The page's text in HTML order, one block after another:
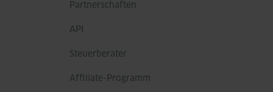
Partnerschaften
API
Steuerberater
Affiliate-Programm